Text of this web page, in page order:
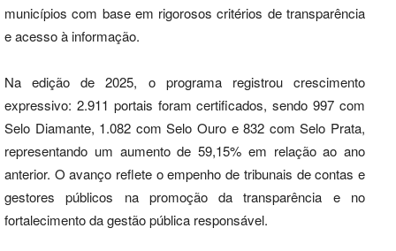
municípios com base em rigorosos critérios de transparência
e acesso à informação.
Na edição de 2025, o programa registrou crescimento
expressivo: 2.911 portais foram certificados, sendo 997 com
Selo Diamante, 1.082 com Selo Ouro e 832 com Selo Prata,
representando um aumento de 59,15% em relação ao ano
anterior. O avanço reflete o empenho de tribunais de contas e
gestores públicos na promoção da transparência e no
fortalecimento da gestão pública responsável.